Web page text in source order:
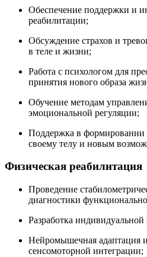
Обеспечение поддержки и
реабилитации;
Обсуждение страхов и
в теле и жизни;
Работа с психологом для
принятия нового образа
Обучение методам
эмоциональной регуляции;
Поддержка в формировании
своему телу и новым
Физическая реабилитация
Проведение
диагностики
Разработка
Нейромышечная адаптация
сенсомоторной интеграции;